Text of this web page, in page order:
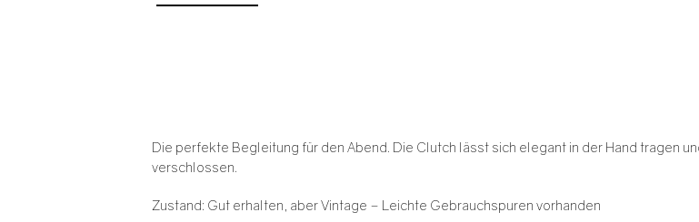
Die perfekte Begleitung für den Abend. Die Clutch lässt sich elegant in der Hand tragen
verschlossen.
Zustand: Gut erhalten, aber Vintage – Leichte Gebrauchspuren vorhanden